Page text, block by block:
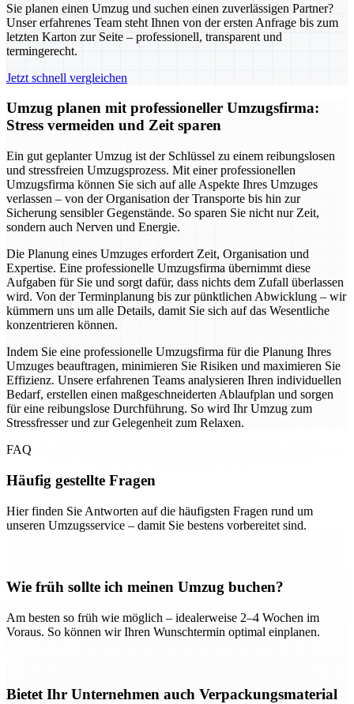
Sie planen einen Umzug und suchen einen zuverlässigen Partner?
Unser erfahrenes Team steht Ihnen von der ersten Anfrage bis zum
letzten Karton zur Seite – professionell, transparent und
termingerecht.
Jetzt schnell vergleichen
Umzug planen mit professioneller Umzugsfirma:
Stress vermeiden und Zeit sparen
Ein gut geplanter Umzug ist der Schlüssel zu einem reibungslosen
und stressfreien Umzugsprozess. Mit einer professionellen
Umzugsfirma können Sie sich auf alle Aspekte Ihres Umzuges
verlassen – von der Organisation der Transporte bis hin zur
Sicherung sensibler Gegenstände. So sparen Sie nicht nur Zeit,
sondern auch Nerven und Energie.
Die Planung eines Umzuges erfordert Zeit, Organisation und
Expertise. Eine professionelle Umzugsfirma übernimmt diese
Aufgaben für Sie und sorgt dafür, dass nichts dem Zufall überlassen
wird. Von der Terminplanung bis zur pünktlichen Abwicklung – wir
kümmern uns um alle Details, damit Sie sich auf das Wesentliche
konzentrieren können.
Indem Sie eine professionelle Umzugsfirma für die Planung Ihres
Umzuges beauftragen, minimieren Sie Risiken und maximieren Sie
Effizienz. Unsere erfahrenen Teams analysieren Ihren individuellen
Bedarf, erstellen einen maßgeschneiderten Ablaufplan und sorgen
für eine reibungslose Durchführung. So wird Ihr Umzug zum
Stressfresser und zur Gelegenheit zum Relaxen.
FAQ
Häufig gestellte Fragen
Hier finden Sie Antworten auf die häufigsten Fragen rund um
unseren Umzugsservice – damit Sie bestens vorbereitet sind.
Wie früh sollte ich meinen Umzug buchen?
Am besten so früh wie möglich – idealerweise 2–4 Wochen im
Voraus. So können wir Ihren Wunschtermin optimal einplanen.
Bietet Ihr Unternehmen auch Verpackungsmaterial